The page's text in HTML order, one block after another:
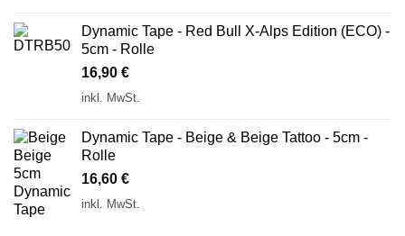
Dynamic Tape - Red Bull X-Alps Edition (ECO) -
5cm - Rolle
16,90 €
inkl. MwSt.
Dynamic Tape - Beige & Beige Tattoo - 5cm -
Rolle
16,60 €
inkl. MwSt.